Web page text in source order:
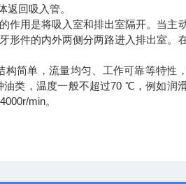
回吸入管。
作用是将吸入室和排出室隔开。当主
形件的内外两侧分两路进入排出室。
简单，流量均匀、工作可靠等特性
类，温度一般不超过70 ℃，例如润
min。